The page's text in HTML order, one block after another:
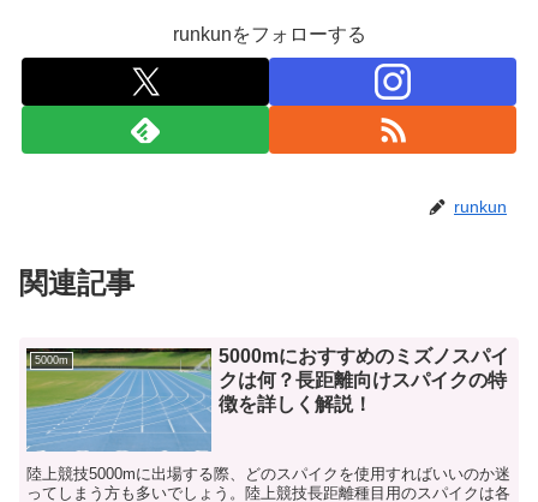
runkunをフォローする
runkun
関連記事
5000m
5000mにおすすめのミズノスパイ
クは何？長距離向けスパイクの特
徴を詳しく解説！
陸上競技5000mに出場する際、どのスパイクを使用すればいいのか迷
ってしまう方も多いでしょう。陸上競技長距離種目用のスパイクは各